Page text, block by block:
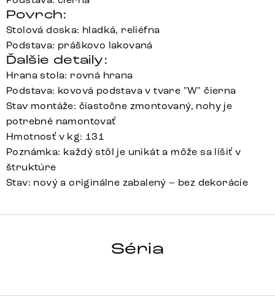
Povrch:
Stolová doska: hladká, reliéfna
Podstava: práškovo lakovaná
Ďalšie detaily:
Hrana stola: rovná hrana
Podstava: kovová podstava v tvare "W" čierna
Stav montáže: čiastočne zmontovaný, nohy je
potrebné namontovať
Hmotnosť v kg: 131
Poznámka: každý stôl je unikát a môže sa líšiť v
štruktúre
Stav: nový a originálne zabalený – bez dekorácie
Séria